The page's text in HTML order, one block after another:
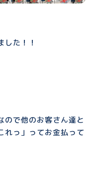
た！！
ので他のお客さん達と
れっ」ってお金払って